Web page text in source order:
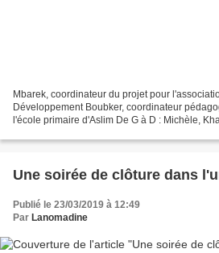
Mbarek, coordinateur du projet pour
Développement Boubker, coordinateur
l'école primaire d'Aslim De G à D : Michèle,
Une soirée de clôture dans
Publié le 23/03/2019 à 12:49
Par Lanomadine